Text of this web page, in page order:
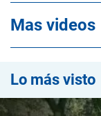
Mas videos
Lo más visto